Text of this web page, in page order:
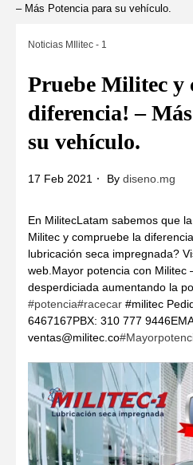
– Más Potencia para su vehículo.
Noticias MIlitec - 1
Pruebe Militec y
diferencia! –
su vehículo.
17 Feb 2021 By diseno.mg
En MilitecLatam sabemos que
Militec y compruebe la
lubricación seca impregnada?
web.Mayor potencia con Militec
desperdiciada aumentando la
#potencia#racecar #militec
6467167PBX: 310 777
ventas@militec.co